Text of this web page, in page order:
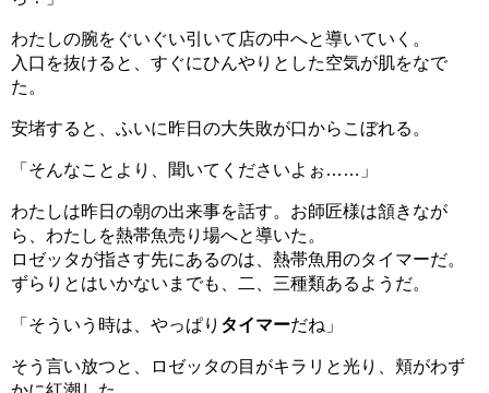
わたしの腕をぐいぐい引いて店の中へと導いていく。
入口を抜けると、すぐにひんやりとした空気が肌をなで
た。
安堵すると、ふいに昨日の大失敗が口からこぼれる。
「そんなことより、聞いてくださいよぉ……」
わたしは昨日の朝の出来事を話す。お師匠様は頷きなが
ら、わたしを熱帯魚売り場へと導いた。
ロゼッタが指さす先にあるのは、熱帯魚用のタイマーだ。
ずらりとはいかないまでも、二、三種類あるようだ。
「そういう時は、やっぱり タイマーだね」
そう言い放つと、ロゼッタの目がキラリと光り、頬がわず